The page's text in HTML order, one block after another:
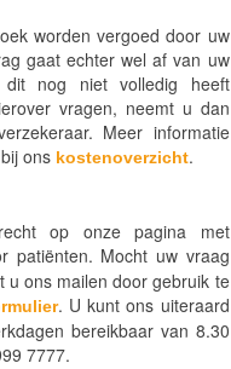
worden vergoed door uw
gaat echter wel af van uw
nog niet volledig heeft
vragen, neemt u dan
Meer informatie
ons kostenoverzicht.
op onze pagina met
patiënten. Mocht uw vraag
u ons mailen door gebruik te
. U kunt ons uiteraard
bereikbaar van 8.30
7777.